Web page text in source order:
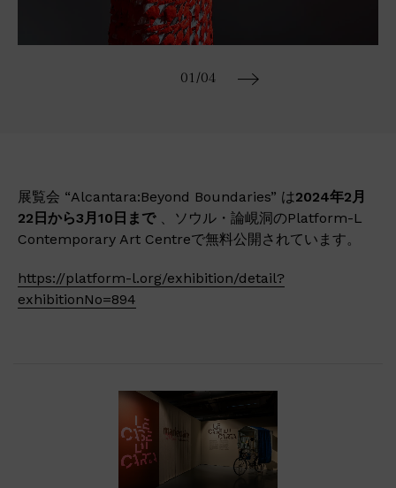
01/04
展覧会 “Alcantara:Beyond Boundaries” は2024年2月
22日から3月10日まで 、ソウル・論峴洞のPlatform-L
Contemporary Art Centreで無料公開されています。
https://platform-l.org/exhibition/detail?
exhibitionNo=894